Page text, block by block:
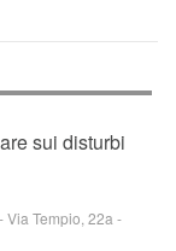
sui disturbi
-Via Tempio, 22a -